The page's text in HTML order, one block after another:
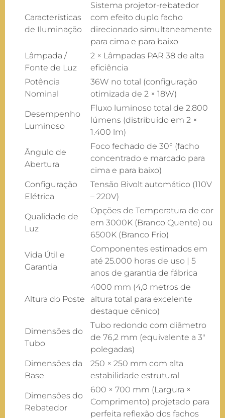
Características
de Iluminação
Sistema projetor-rebatedor
com efeito duplo facho
direcionado simultaneamente
para cima e para baixo
Lâmpada /
Fonte de Luz
2 × Lâmpadas PAR 38 de alta
eficiência
Potência
Nominal
36W no total (configuração
otimizada de 2 × 18W)
Desempenho
Luminoso
Fluxo luminoso total de 2.800
lúmens (distribuído em 2 ×
1.400 lm)
Ângulo de
Abertura
Foco fechado de 30° (facho
concentrado e marcado para
cima e para baixo)
Configuração
Elétrica
Tensão Bivolt automático (110V
– 220V)
Qualidade de
Luz
Opções de Temperatura de cor
em 3000K (Branco Quente) ou
6500K (Branco Frio)
Vida Útil e
Garantia
Componentes estimados em
até 25.000 horas de uso | 5
anos de garantia de fábrica
Altura do Poste
4000 mm (4,0 metros de
altura total para excelente
destaque cênico)
Dimensões do
Tubo
Tubo redondo com diâmetro
de 76,2 mm (equivalente a 3″
polegadas)
Dimensões da
Base
250 × 250 mm com alta
estabilidade estrutural
Dimensões do
Rebatedor
600 × 700 mm (Largura ×
Comprimento) projetado para
perfeita reflexão dos fachos